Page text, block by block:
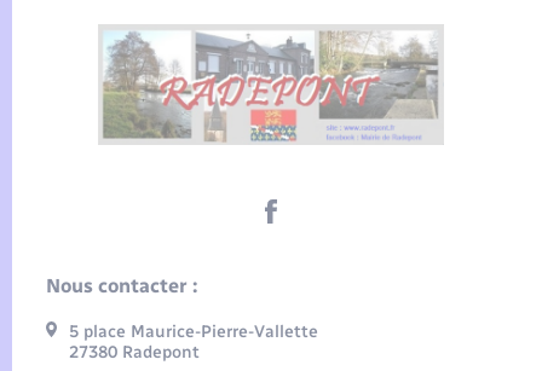
Nous contacter :
5 place Maurice-Pierre-Vallette
27380 Radepont